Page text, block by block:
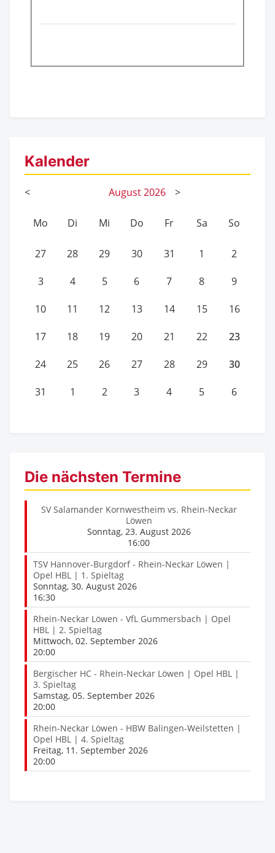
Kalender
< August2026 >
Mo Di Mi Do Fr Sa So
27 28 29 30 31 1 2
3 4 5 6 7 8 9
10 11 12 13 14 15 16
17 18 19 20 21 22 23
24 25 26 27 28 29 30
31 1 2 3 4 5 6
Die nächsten Termine
SV Salamander Kornwestheim vs. Rhein-Neckar
Löwen
Sonntag, 23. August 2026
16:00
TSV Hannover-Burgdorf - Rhein-Neckar Löwen |
Opel HBL | 1. Spieltag
Sonntag, 30. August 2026
16:30
Rhein-Neckar Löwen - VfL Gummersbach | Opel
HBL | 2. Spieltag
Mittwoch, 02. September 2026
20:00
Bergischer HC - Rhein-Neckar Löwen | Opel HBL |
3. Spieltag
Samstag, 05. September 2026
20:00
Rhein-Neckar Löwen - HBW Balingen-Weilstetten |
Opel HBL | 4. Spieltag
Freitag, 11. September 2026
20:00